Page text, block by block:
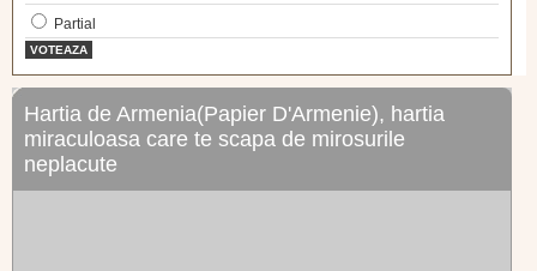
Partial
VOTEAZA
Hartia de Armenia(Papier D'Armenie), hartia
miraculoasa care te scapa de mirosurile
neplacute